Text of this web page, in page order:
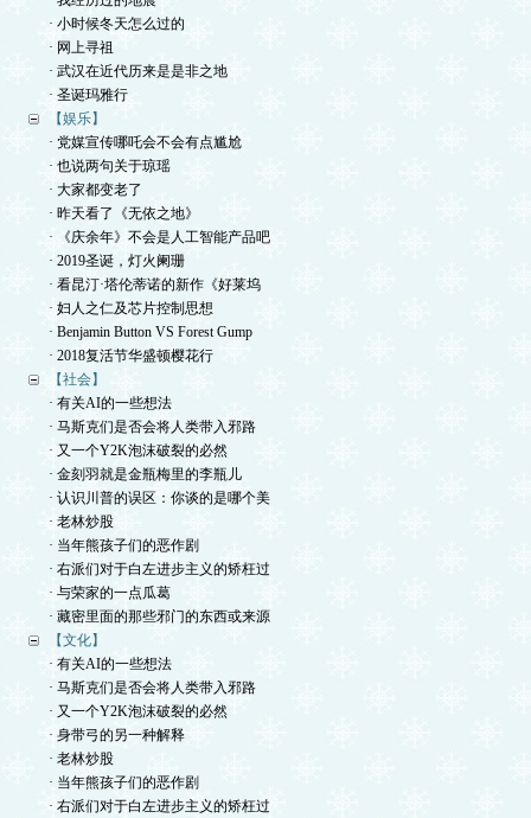
· 小时候冬天怎么过的
· 网上寻祖
· 武汉在近代历来是是非之地
· 圣诞玛雅行
【娱乐】
· 党媒宣传哪吒会不会有点尴尬
· 也说两句关于琼瑶
· 大家都变老了
· 昨天看了《无依之地》
· 《庆余年》不会是人工智能产品吧
· 2019圣诞，灯火阑珊
· 看昆汀·塔伦蒂诺的新作《好莱坞
· 妇人之仁及芯片控制思想
· Benjamin Button VS Forest Gump
· 2018复活节华盛顿樱花行
【社会】
· 有关AI的一些想法
· 马斯克们是否会将人类带入邪路
· 又一个Y2K泡沫破裂的必然
· 金刻羽就是金瓶梅里的李瓶儿
· 认识川普的误区：你谈的是哪个美
· 老林炒股
· 当年熊孩子们的恶作剧
· 右派们对于白左进步主义的矫枉过
· 与荣家的一点瓜葛
· 藏密里面的那些邪门的东西或来源
【文化】
· 有关AI的一些想法
· 马斯克们是否会将人类带入邪路
· 又一个Y2K泡沫破裂的必然
· 身带弓的另一种解释
· 老林炒股
· 当年熊孩子们的恶作剧
· 右派们对于白左进步主义的矫枉过